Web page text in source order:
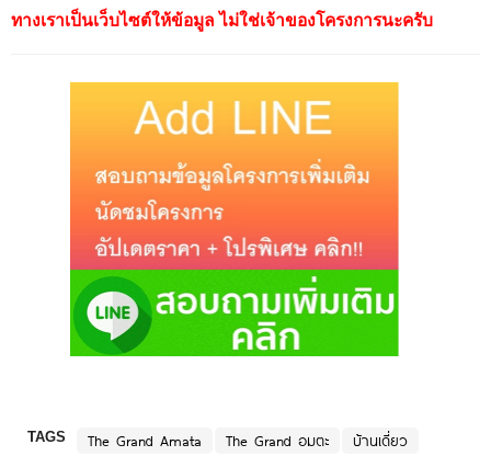
ทางเราเป็นเว็บไซต์ให้ข้อมูล ไม่ใช่เจ้าของโครงการนะครับ
TAGS The Grand Amata The Grand อมตะ
บ้านเดี่ยว